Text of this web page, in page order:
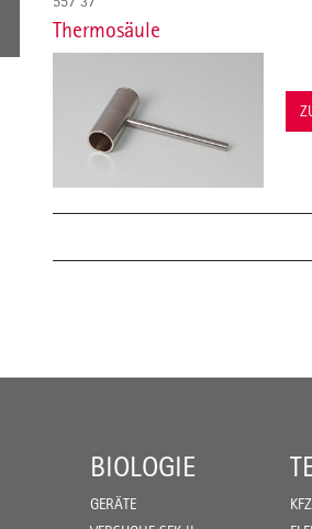
Thermosäule
BIOLOGIE
GERÄTE